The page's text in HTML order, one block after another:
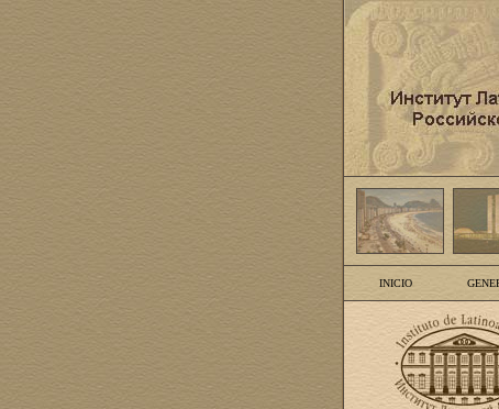
INICIO